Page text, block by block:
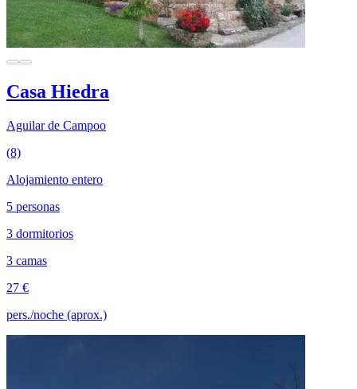
Casa Hiedra
Aguilar de Campoo
(8)
Alojamiento entero
5 personas
3 dormitorios
3 camas
27 €
pers./noche (aprox.)